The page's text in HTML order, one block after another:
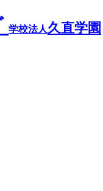
学校法人久直学園